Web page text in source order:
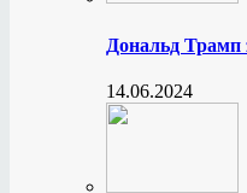
Дональд
14.06.2024